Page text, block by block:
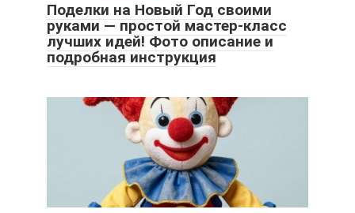
Поделки на Новый Год своими
руками — простой мастер-класс
лучших идей! Фото описание и
подробная инструкция